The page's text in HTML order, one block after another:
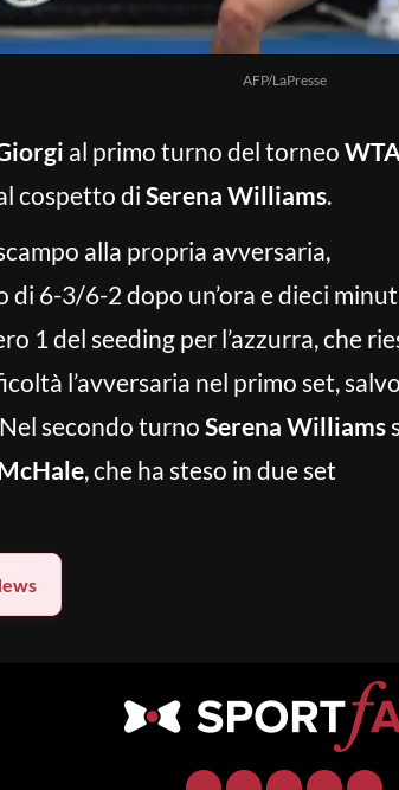
AFP/LaPresse
al primo turno del torneo
cospetto di Serena Williams.
alla propria avversaria,
6-3/6-2 dopo un’ora e dieci
1 del seeding per l’azzurra, che
l’avversaria nel primo set,
secondo turno Serena Williams
, che ha steso in due set